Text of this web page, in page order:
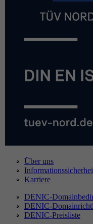
Über uns
Karriere
DENIC-
DENIC-
DENIC-Preisliste